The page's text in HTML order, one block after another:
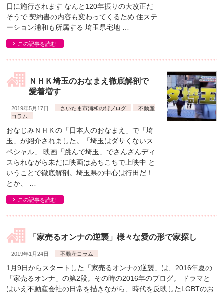
日に施行されます なんと120年振りの大改正だ
そうで 契約書の内容も変わってくるため 住ステ
ーション浦和も所属する 埼玉県宅地 …
この記事を読む
ＮＨＫ埼玉のおなまえ徹底解剖で
愛着増す
2019年5月17日 さいたま市浦和の街ブログ
不動産
コラム
おなじみＮＨＫの「日本人のおなまえ」で「埼
玉」が紹介されました。「埼玉はダサくないス
ペシャル」 映画「跳んで埼玉」でさんざんディ
スられながら未だに映画はあちこちで上映中 と
いうことで徹底解剖。埼玉県の中心は行田だ！
とか、 …
この記事を読む
「家売るオンナの逆襲」様々な愛の形で家探し
2019年1月24日 不動産コラム
1月9日からスタートした「家売るオンナの逆襲」は、2016年夏の
「家売るオンナ」の第2段。その時の2016年のブログ。 ドラマと
はいえ不動産会社の日常を描きながら、時代を反映したLGBTのお